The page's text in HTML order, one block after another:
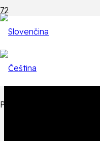
Produkt
Epizódy
Späť na zoznam epizód